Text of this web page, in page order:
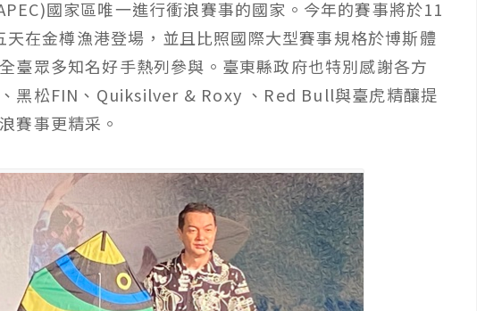
國家區唯一進行衝浪賽事的國家。今年的賽事將於11
在金樽漁港登場，並且比照國際大型賽事規格於博斯體
臺眾多知名好手熱列參與。臺東縣政府也特別感謝各方
黑松FIN、Quiksilver & Roxy 、Red Bull與臺虎精釀提
賽事更精采。